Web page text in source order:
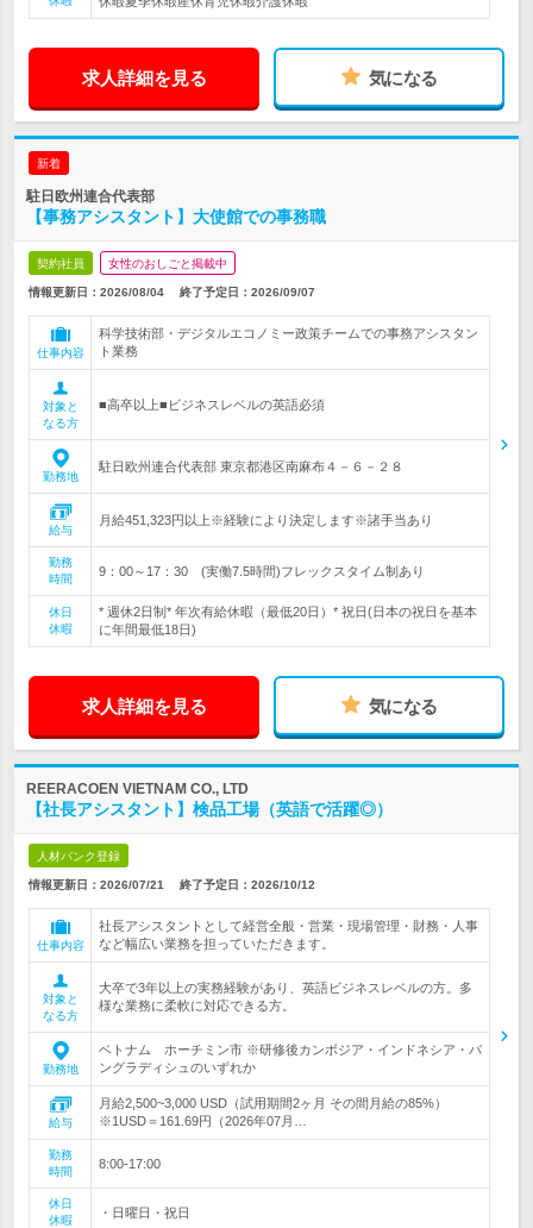
求人詳細を見る 気になる
新着
駐日欧州連合代表部
【事務アシスタント】大使館での事務職
契約社員 女性のおしごと掲載中
情報更新日：2026/08/04 終了予定日： 2026/09/07
仕事内容
科学技術部・デジタルエコノミー政策チームでの事務アシスタン
ト業務
対象と
なる方
■高卒以上■ビジネスレベルの英語必須
勤務地
駐日欧州連合代表部 東京都港区南麻布４－６－２８
給与
月給451,323円以上※経験により決定します※諸手当あり
勤務
時間
9：00～17：30 (実働7.5時間)フレックスタイム制あり
休日
休暇
* 週休2日制* 年次有給休暇（最低20日）* 祝日(日本の祝日を基本
に年間最低18日)
求人詳細を見る 気になる
REERACOEN VIETNAM CO., LTD
【社長アシスタント】検品工場（英語で活躍◎）
人材バンク登録
情報更新日：2026/07/21 終了予定日： 2026/10/12
仕事内容
社長アシスタントとして経営全般・営業・現場管理・財務・人事
など幅広い業務を担っていただきます。
対象と
なる方
大卒で3年以上の実務経験があり、英語ビジネスレベルの方。多
様な業務に柔軟に対応できる方。
勤務地
ベトナム ホーチミン市 ※研修後カンボジア・インドネシア・バ
ングラディシュのいずれか
給与
月給2,500~3,000 USD（試用期間2ヶ月 その間月給の85%）
※1USD＝161.69円（2026年07月…
勤務
時間
8:00-17:00
休日
休暇
・日曜日・祝日